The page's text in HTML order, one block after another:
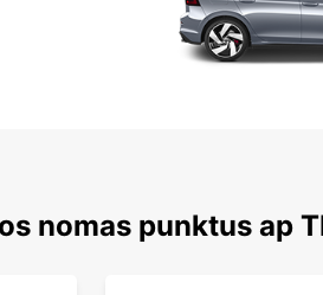
nomas punktus ap